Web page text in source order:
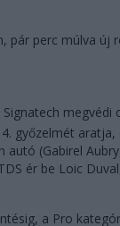
pár perc múlva új
győzelmét
autó (Gabirel
ér be Loic
a Pro